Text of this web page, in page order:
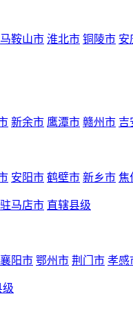
马鞍山市 淮北市 铜陵市 安
新余市 鹰潭市 赣州市 吉
安阳市 鹤壁市 新乡市 焦
驻马店市 直辖县级
襄阳市 鄂州市 荆门市 孝感
级